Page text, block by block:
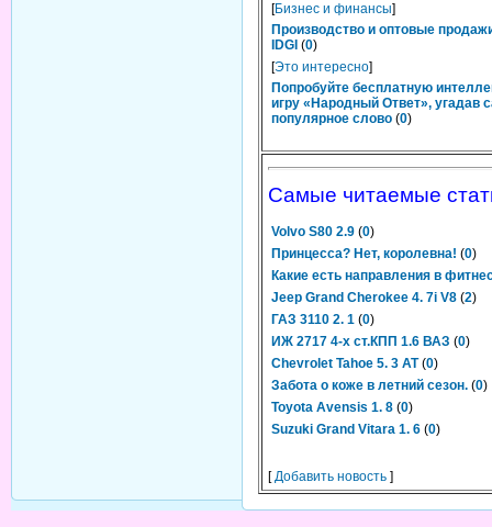
[Бизнес и финансы]
Производство и оптовые
IDGI (0)
[Это интересно]
Попробуйте бесплатную
игру «Народный Ответ», угадав
популярное слово (0)
Самые читаемые
Volvo S80 2.9 (0)
Принцесса? Нет, королевна! (0)
Какие есть направления в
Jeep Grand Cherokee 4. 7i V8 (2)
ГАЗ 3110 2. 1 (0)
ИЖ 2717 4-х ст.КПП 1.6 ВАЗ (0)
Chevrolet Tahoe 5. 3 AT (0)
Забота о коже в летний сезон. (0)
Toyota Avensis 1. 8 (0)
Suzuki Grand Vitara 1. 6 (0)
[Добавить новость ]